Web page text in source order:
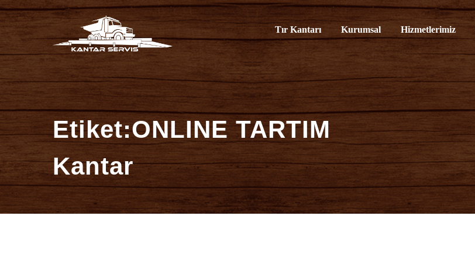
İçeriğe
atla
Kantar ServisiTır Kantarı Kurumsal Hizmetlerimiz
Etiket:ONLINE TARTIM
Kantar